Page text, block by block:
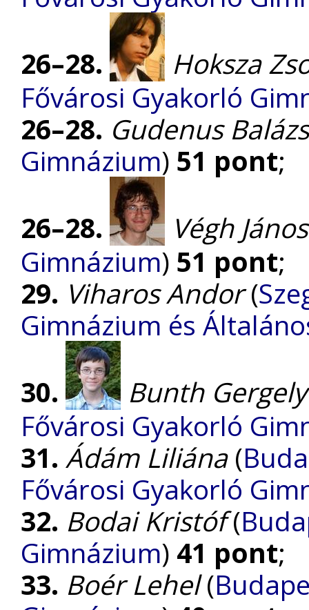
26–28.
Hoksza
Fővárosi Gyakorló
26–28. Gudenus Balázs
Gimnázium) 51 pont;
26–28.
Végh János
Gimnázium) 51 pont;
29. Viharos Andor(
Gimnázium és
30.
Bunth Gergely
Fővárosi Gyakorló
31. Ádám Liliána(
Fővárosi Gyakorló
32. Bodai Kristóf(
Gimnázium) 41 pont;
33. Boér Lehel(